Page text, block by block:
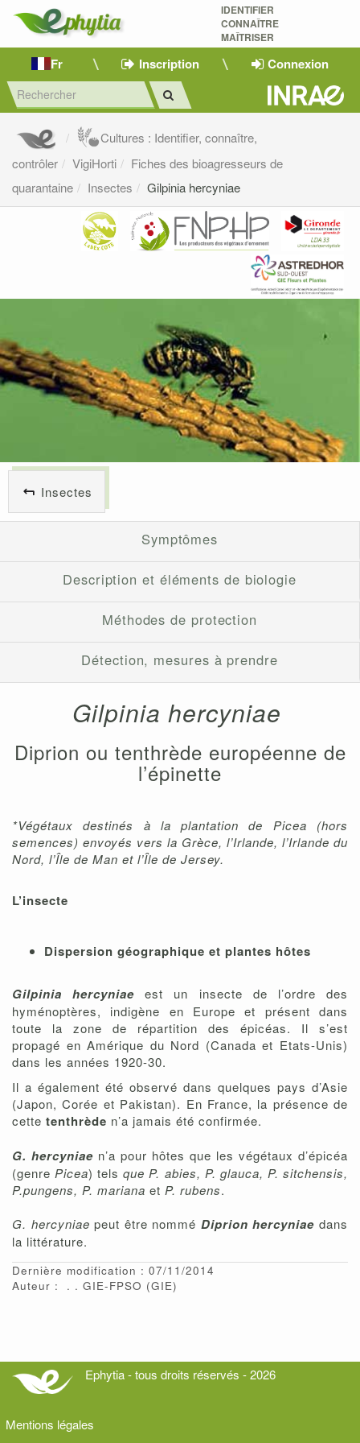
IDENTIFIER
CONNAÎTRE
MAÎTRISER
Fr Inscription Connexion
Cultures : Identifier, connaître,
contrôler
VigiHorti
Fiches des bioagresseurs de
quarantaine
Insectes Gilpinia hercyniae
Insectes
Symptômes
Description et éléments de biologie
Méthodes de protection
Détection, mesures à prendre
Gilpinia hercyniae
Diprion ou tenthrède européenne de
l’épinette
*Végétaux destinés à la plantation de Picea (hors
semences) envoyés vers la Grèce, l’Irlande, l’Irlande du
Nord, l’Île de Man et l’Île de Jersey.
L’insecte
Dispersion géographique et plantes hôtes
Gilpinia hercyniae est un insecte de l’ordre des
hyménoptères, indigène en Europe et présent dans
toute la zone de répartition des épicéas. Il s’est
propagé en Amérique du Nord (Canada et Etats-Unis)
dans les années 1920-30.
Il a également été observé dans quelques pays d’Asie
(Japon, Corée et Pakistan). En France, la présence de
cette tenthrède n’a jamais été confirmée.
G. hercyniae n’a pour hôtes que les végétaux d’épicéa
(genre Picea) telsque P. abies, P. glauca, P. sitchensis,
P.pungens, P. mariana et P. rubens.
G. hercyniae peut être nommé Diprion hercyniae dans
la littérature.
Dernière modification : 07/11/2014
Auteur :
. GIE-FPSO (GIE)
Ephytia - tous droits réservés - 2026
Mentions légales